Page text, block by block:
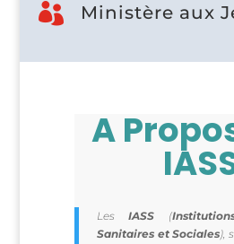
 Ministère aux
A
LesIASS (
Sanitaires et Sociales),